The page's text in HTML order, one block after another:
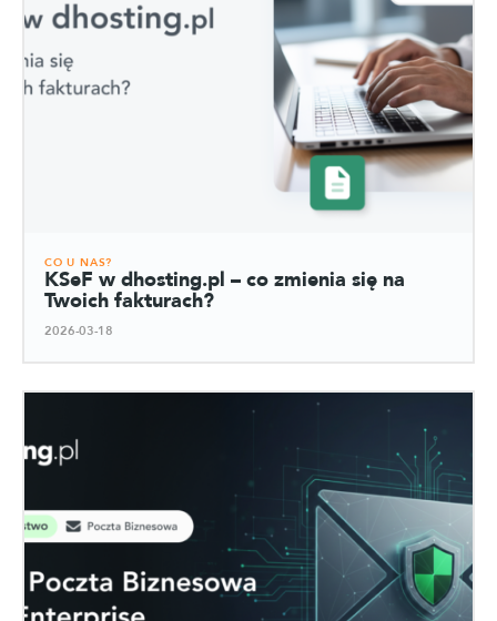
CO U NAS?
KSeF w dhosting.pl – co zmienia się na
Twoich fakturach?
2026-03-18